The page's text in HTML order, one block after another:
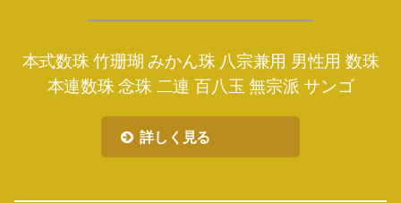
本式数珠 竹珊瑚 みかん珠 八宗兼用 男性用 数珠
本連数珠 念珠 二連 百八玉 無宗派 サンゴ
詳しく見る